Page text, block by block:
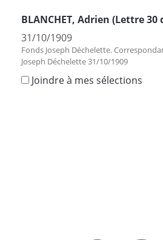
BLANCHET, Adrien (Lettre 30
31/10/1909
Fonds Joseph Déchelette.
Joseph Déchelette 31/10/1909
Joindre à mes sélections